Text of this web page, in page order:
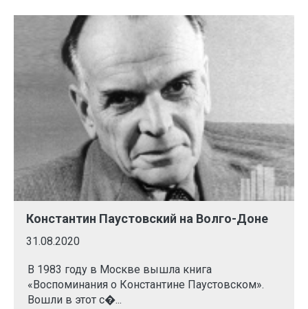
Константин Паустовский на Волго-Доне
31.08.2020
В 1983 году в Москве вышла книга
«Воспоминания о Константине Паустовском».
Вошли в этот с�...